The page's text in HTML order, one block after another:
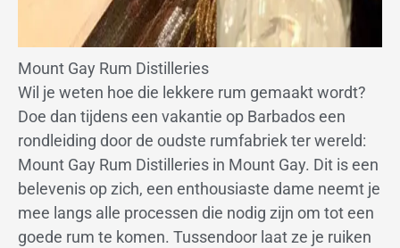
Mount Gay Rum Distilleries
Wil je weten hoe die lekkere rum gemaakt wordt?
Doe dan tijdens een vakantie op Barbados een
rondleiding door de oudste rumfabriek ter wereld:
Mount Gay Rum Distilleries in Mount Gay. Dit is een
belevenis op zich, een enthousiaste dame neemt je
mee langs alle processen die nodig zijn om tot een
goede rum te komen. Tussendoor laat ze je ruiken